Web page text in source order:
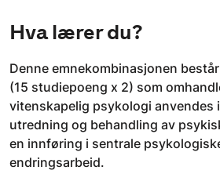
Hva lærer du?
Denne emnekombinasjonen
(15 studiepoeng x 2) som
vitenskapelig psykologi anvendes
utredning og behandling av
en innføring i sentrale
endringsarbeid.